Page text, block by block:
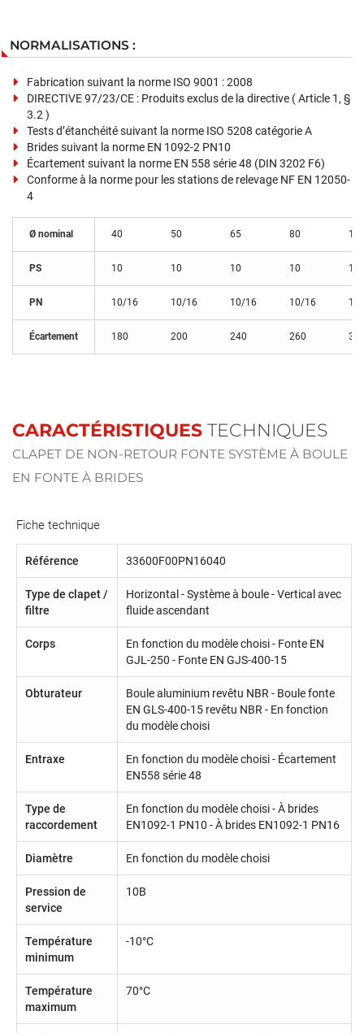
NORMALISATIONS :
Fabrication suivant la norme ISO 9001 : 2008
DIRECTIVE 97/23/CE : Produits exclus de la directive ( Article 1, §
3.2 )
Tests d’étanchéité suivant la norme ISO 5208 catégorie A
Brides suivant la norme EN 1092-2 PN10
Écartement suivant la norme EN 558 série 48 (DIN 3202 F6)
Conforme à la norme pour les stations de relevage NF EN 12050-
4
Ø nominal 40 50 65 80
PS 10 10 10 10 10
PN 10/16 10/16 10/16 10/16
Écartement 180 200 240 260
CARACTÉRISTIQUES TECHNIQUES
CLAPET DE NON-RETOUR FONTE SYSTÈME À BOULE
EN FONTE À BRIDES
Fiche technique
Référence 33600F00PN16040
Type de clapet /
filtre
Horizontal - Système à boule - Vertical avec
fluide ascendant
Corps
En fonction du modèle choisi - Fonte EN
GJL-250 - Fonte EN GJS-400-15
Obturateur
Boule aluminium revêtu NBR - Boule fonte
EN GLS-400-15 revêtu NBR - En fonction
du modèle choisi
Entraxe
En fonction du modèle choisi - Écartement
EN558 série 48
Type de
raccordement
En fonction du modèle choisi - À brides
EN1092-1 PN10 - À brides EN1092-1 PN16
Diamètre En fonction du modèle choisi
Pression de
service
10B
Température
minimum
-10°C
Température
maximum
70°C